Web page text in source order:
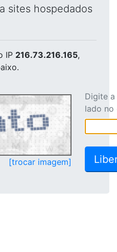
sites hospedados
IP 216.73.216.165,
[trocar imagem]
Digite
lado no